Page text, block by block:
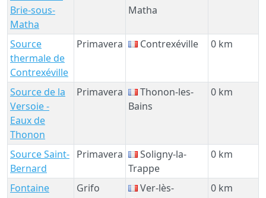
Brie-sous-
Matha
Matha
Source
thermale de
Contrexéville
Primavera Contrexéville 0 km
Source de la
Versoie -
Eaux de
Thonon
Primavera
Thonon-les-
Bains
0 km
Source Saint-
Bernard
Primavera
Soligny-la-
Trappe
0 km
Fontaine
Grifo
Ver-lès-
0 km